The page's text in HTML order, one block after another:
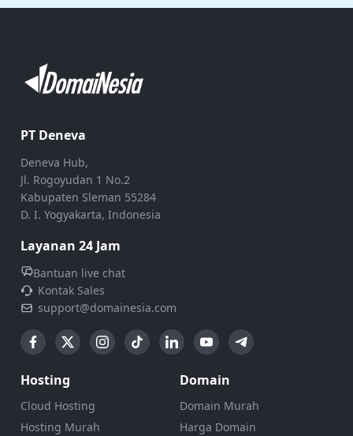
PT Deneva
Deneva Hub,
Jl. Rogoyudan 1 No.2
Kabupaten Sleman 55284
D. I. Yogyakarta, Indonesia
Layanan 24 Jam
Bantuan live chat
Kontak Sales
support@domainesia.com
Hosting
Cloud Hosting
Hosting Murah
Domain
Domain Murah
Harga Domain